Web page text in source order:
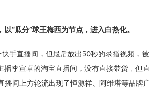
“瓜分”球王梅西为节点，进入白热化。
手直播间，但最后放出50秒的录播视频，
播李宣卓的淘宝直播间，没有直接带货，但
间上方轮流出现了恒源祥、阿维塔等品牌广